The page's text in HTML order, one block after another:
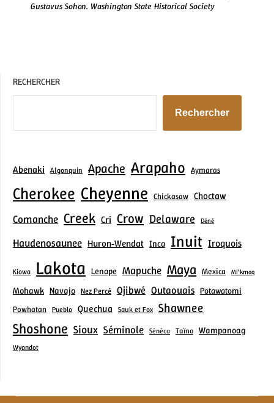
Gustavus Sohon. Washington State Historical Society
RECHERCHER
Rechercher
Abenaki Algonquin Apache Arapaho Aymaras
Cherokee Cheyenne Chickasaw Choctaw
Comanche Creek Cri Crow Delaware Déné
Haudenosaunee Huron‑Wendat Inca Inuit Iroquois
Kiowa Lakota Lenape Mapuche Maya Mexica Mi’kmaq
Mohawk Navajo Nez Percé Ojibwé Outaouais Potawatomi
Powhatan Pueblo Quechua Sauk et Fox Shawnee
Shoshone Sioux Séminole Sénéca Taïno Wampanoag
Wyandot